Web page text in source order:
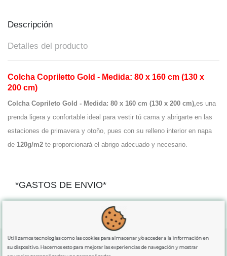
Descripción
Detalles del producto
Colcha Copriletto Gold - Medida: 80 x 160 cm (130 x
200 cm)
Colcha Coprileto Gold - Medida: 80 x 160 cm (130 x 200 cm),es una
prenda ligera y confortable ideal para vestir tú cama y abrigarte en las
estaciones de primavera y otoño, pues con su relleno interior en napa
de 120g/m2 te proporcionará el abrigo adecuado y necesario.
*GASTOS DE ENVIO*
para comprassuperiores a 80€
exclusiva para la peninsula.
Utilizamos tecnologías como las cookies para almacenar y/o acceder a la información en
su dispositivo. Hacemos esto para mejorar las experiencias de navegación y mostrar